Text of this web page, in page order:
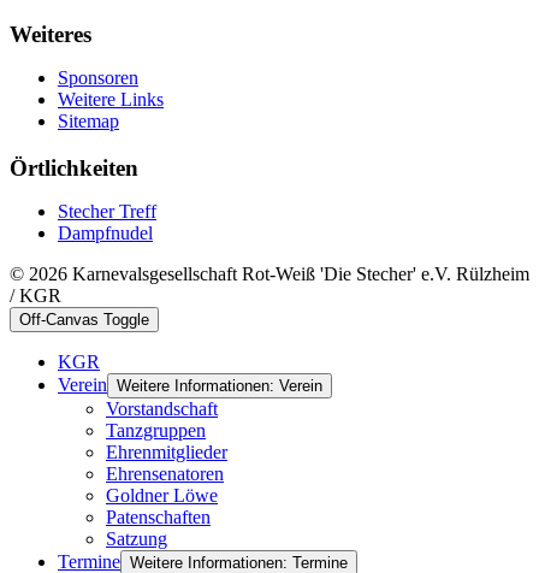
Weiteres
Sponsoren
Weitere Links
Sitemap
Örtlichkeiten
Stecher Treff
Dampfnudel
© 2026 Karnevalsgesellschaft Rot-Weiß 'Die Stecher' e.V. Rülzheim
/ KGR
Off-Canvas Toggle
KGR
Verein Weitere Informationen: Verein
Vorstandschaft
Tanzgruppen
Ehrenmitglieder
Ehrensenatoren
Goldner Löwe
Patenschaften
Satzung
Termine Weitere Informationen: Termine